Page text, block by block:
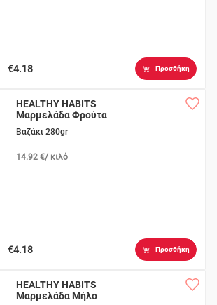
€4.18 Προσθήκη
HEALTHY HABITS
Μαρμελάδα Φρούτα
του Δάσους
Βαζάκι 280gr
14.92 €/ κιλό
€4.18 Προσθήκη
HEALTHY HABITS
Μαρμελάδα Μήλο